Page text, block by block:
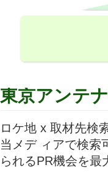
東京アンテ
ロケ地 x 取材先検
当メデ ィアで検索
られるPR機会を最